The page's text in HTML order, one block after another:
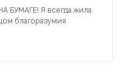
БУМАГЕ! Я всегда жила
благоразумия